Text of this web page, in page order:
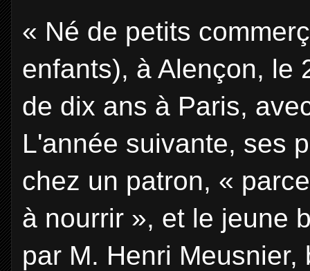
« Né de petits
enfants), à Alençon, le
de dix ans à Paris,
L'année suivante, ses
chez un patron, «
à nourrir », et le jeune
par M. Henri